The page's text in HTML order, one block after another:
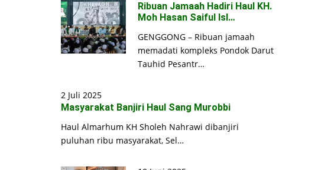
Ribuan Jamaah Hadiri Haul KH.
Moh Hasan Saiful Isl…
GENGGONG – Ribuan jamaah
memadati kompleks Pondok Darut
Tauhid Pesantr…
2 Juli 2025
Masyarakat Banjiri Haul Sang Murobbi
Haul Almarhum KH Sholeh Nahrawi dibanjiri
puluhan ribu masyarakat, Sel…